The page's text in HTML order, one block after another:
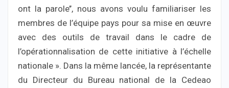
ont la parole’’, nous avons voulu familiariser les
membres de l’équipe pays pour sa mise en œuvre
avec des outils de travail dans le cadre de
l’opérationnalisation de cette initiative à l’échelle
nationale ». Dans la même lancée, la représentante
du Directeur du Bureau national de la Cedeao